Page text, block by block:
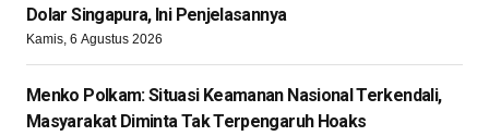
Dolar Singapura, Ini Penjelasannya
Kamis, 6 Agustus 2026
Menko Polkam: Situasi Keamanan Nasional Terkendali,
Masyarakat Diminta Tak Terpengaruh Hoaks